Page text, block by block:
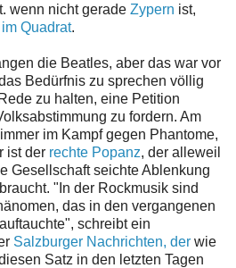
wenn nicht gerade Zypern ist,
Quadrat.
die Beatles, aber das war vor
Bedürfnis zu sprechen völlig
zu halten, eine Petition
zu fordern. Am
im Kampf gegen Phantome,
ist der rechte Popanz, der alleweil
Gesellschaft seichte Ablenkung
"In der Rockmusik sind
das in den vergangenen
schreibt ein
Salzburger Nachrichten, der wie
Satz in den letzten Tagen